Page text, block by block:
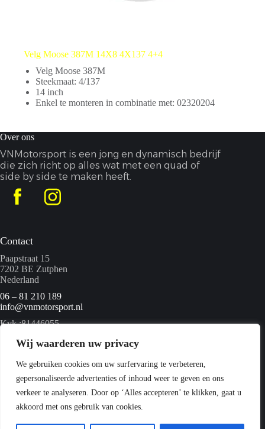
Wij waarderen uw privacy
We gebruiken cookies om uw surfervaring te verbeteren,
gepersonaliseerde advertenties of inhoud weer te geven en ons
verkeer te analyseren. Door op ‘Alles accepteren’ te klikken, gaat u
akkoord met ons gebruik van cookies.
Velg Moose 387M 14X8 4X137 4+4
Velg Moose 387M
Steekmaat: 4/137
14 inch
Enkel te monteren in combinatie met: 02320204
Over ons
VNMotorsport is een jong en dynamisch bedrijf
die zich richt op alles wat met een quad of
side by side te maken heeft.
Contact
Paapstraat 15
7202 BE Zutphen
Nederland
06 – 81 210 189
info@vnmotorsport.nl
Kvk :81446055
Menu
Home
Quads
Over ons